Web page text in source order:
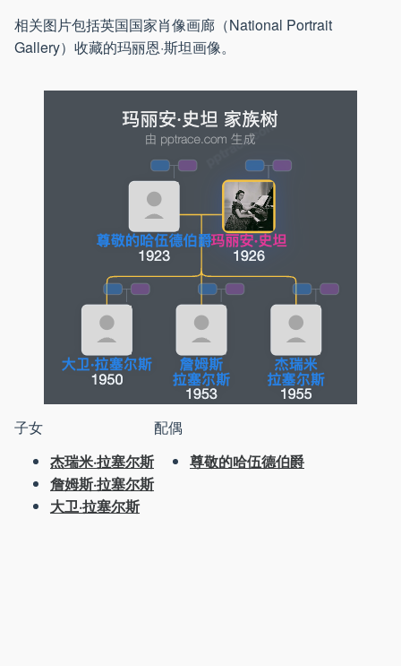
相关图片包括英国国家肖像画廊（National Portrait
Gallery）收藏的玛丽恩·斯坦画像。
子女
杰瑞米·拉塞尔斯
詹姆斯·拉塞尔斯
大卫·拉塞尔斯
配偶
尊敬的哈伍德伯爵